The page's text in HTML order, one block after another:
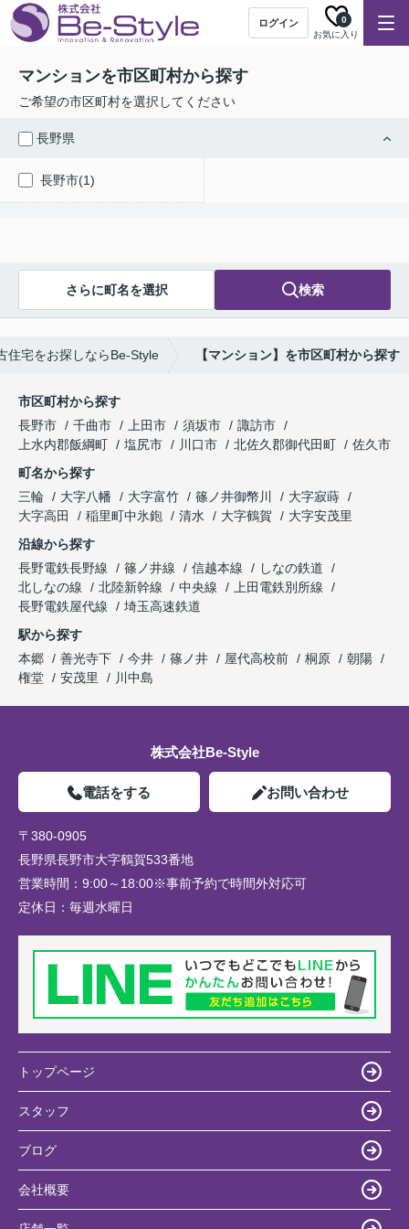
ログイン
お気に入り
0
マンションを市区町村から探す
ご希望の市区町村を選択してください
長野県
長野市(1)
さらに町名を選択 検索
住宅をお探しならBe-Style 【マンション】を市区町村から探す
市区町村から探す
長野市
千曲市 上田市 須坂市
諏訪市
上水内郡飯綱町
塩尻市 川口市 北佐久郡御代田町
佐久市
町名から探す
三輪
大字八幡 大字富竹 篠ノ井御幣川
大字寂蒔
大字高田
稲里町中氷鉋 清水 大字鶴賀
大字安茂里
沿線から探す
長野電鉄長野線
篠ノ井線 信越本線
しなの鉄道
北しなの線
北陸新幹線 中央線
上田電鉄別所線
長野電鉄屋代線
埼玉高速鉄道
駅から探す
本郷
善光寺下 今井 篠ノ井 屋代高校前 桐原
朝陽
権堂
安茂里 川中島
株式会社Be-Style
電話をする お問い合わせ
〒380-0905
長野県長野市大字鶴賀533番地
営業時間： 9:00～18:00※事前予約で時間外対応可
定休日： 毎週水曜日
トップページ
スタッフ
ブログ
会社概要